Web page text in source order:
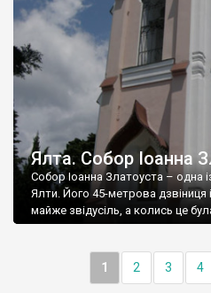
Ялта. Собор Іоанна
Собор Іоанна Златоуста – одна
Ялти. Його 45-метрова дзвіниця і
майже звідусіль, а колись це
1 2 3 4